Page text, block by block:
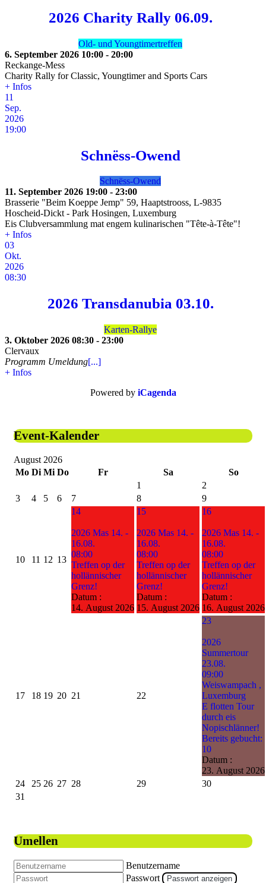
2026 Charity Rally 06.09.
Old- und Youngtimertreffen
6. September 2026 10:00 - 20:00
Reckange-Mess
Charity Rally for Classic, Youngtimer and Sports Cars
+ Infos
11
Sep.
2026
19:00
Schnëss-Owend
Schnëss-Owend
11. September 2026 19:00 - 23:00
Brasserie "Beim Koeppe Jemp" 59, Haaptstrooss, L-9835
Hoscheid-Dickt- Park Hosingen, Luxemburg
Eis Clubversammlung mat engem kulinarischen "Tête-à-Tête"!
+ Infos
03
Okt.
2026
08:30
2026 Transdanubia 03.10.
Karten-Rallye
3. Oktober 2026 08:30 - 23:00
Clervaux
Programm Umeldung[...]
+ Infos
Powered by iCagenda
Event-Kalender
August 2026
Mo Di Mi Do Fr Sa
So
1
2
3
4 5 6 7 8 9
10 11 12 13
14
2026 Mas 14. -
16.08.
08:00
Treffen op der
hollännischer
Grenz!
Datum :
14. August 2026
15
2026 Mas 14. -
16.08.
08:00
Treffen op der
hollännischer
Grenz!
Datum :
15. August 2026
16
2026 Mas 14. -
16.08.
08:00
Treffen op der
hollännischer
Grenz!
Datum :
16. August 2026
17 18 19 20 21 22
23
2026
Summertour
23.08.
09:00
Weiswampach ,
Luxemburg
E flotten Tour
durch eis
Nopischlänner!
Bereits gebucht:
10
Datum :
23. August 2026
24
25 26 27 28 29
30
31
Umellen
Benutzername
Passwort
Passwort anzeigen